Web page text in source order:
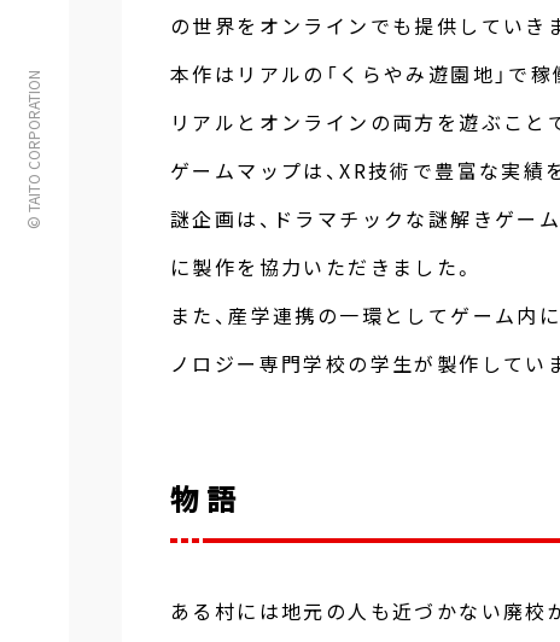
© TAITO CORPORATION
の世界をオンラインでも提供していき
本作はリアルの「くらやみ遊園地」で
リアルとオンラインの両方を遊ぶこと
ゲームマップは、XR技術で豊富な実績
謎企画は、ドラマチックな謎解きゲー
に製作を協力いただきました。
また、産学連携の一環としてゲーム内
ノロジー専門学校の学生が製作してい
物語
ある村には地元の人も近づかない廃校